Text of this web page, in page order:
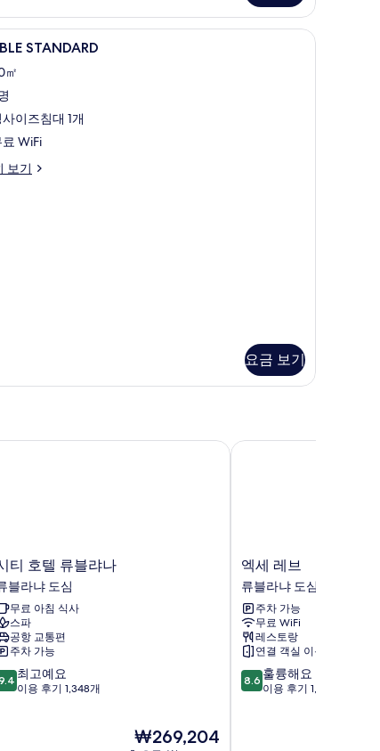
노트북 작업 공간, 암막 커튼, 방음 설비, 다리
STANDARD
㎡
사이즈침대 1개
료 WiFi
보기
요금 보기
호
티 호텔 류블랴나
블라냐 도심
무료 아침 식사
스파
공항 교통편
주차 가능
최고예요
이용 후기 1,348개
현
₩269,204
호텔 류블랴나
엑
세
레
브
류
블
라
냐
도
엑세 레브
류블라냐 도심
주차 가능
무료 WiFi
레스토랑
연결 객실 이용 가능
10
점
8.6 훌륭해요
이용 후기 1,003개
엑세 레브